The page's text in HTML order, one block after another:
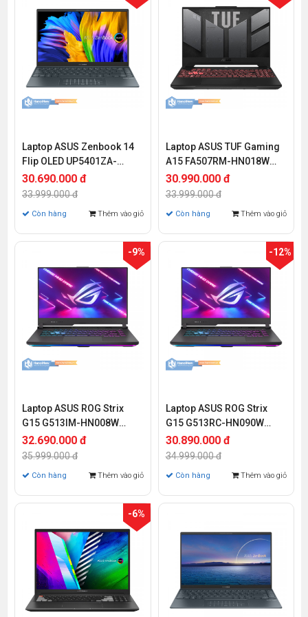
Laptop ASUS Zenbook 14
Flip OLED UP5401ZA-
KN101W (Core i7-12700H |
16GB | 512GB | Intel Iris Xe
Win 11)
30.690.000 đ
33.999.000 đ
Còn hàng Thêm vào giỏ
Laptop ASUS TUF Gaming
A15 FA507RM-HN018W
(Ryzen 7-6800H | 8GB |
512GB | RTX 3060 6GB |
30.990.000 đ
33.999.000 đ
Còn hàng Thêm vào giỏ
-9%
Laptop ASUS ROG Strix
G15 G513IM-HN008W
(Ryzen 7-4800H | 16GB |
512GB | RTX 3060 6GB |
32.690.000 đ
35.999.000 đ
Còn hàng Thêm vào giỏ
-12%
Laptop ASUS ROG Strix
G15 G513RC-HN090W
(Ryzen 7-6800H | 8GB |
512GB | RTX 3050 4GB |
30.890.000 đ
34.999.000 đ
Còn hàng Thêm vào giỏ
-6%